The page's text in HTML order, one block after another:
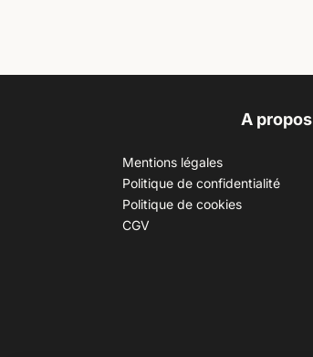
A propos
Mentions légales
Politique de confidentialité
Politique de cookies
CGV